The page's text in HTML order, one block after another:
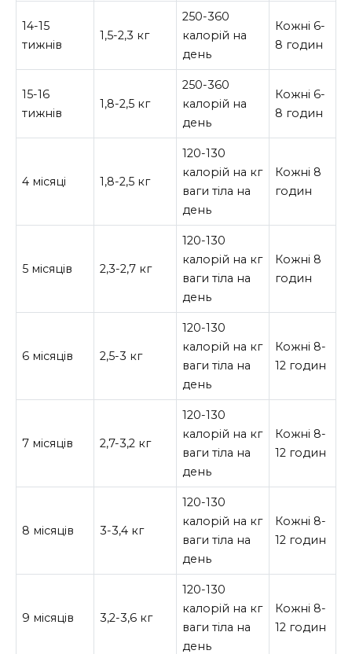
14-15
тижнів
1,5-2,3 кг
250-360
калорій на
день
Кожні 6-
8 годин
15-16
тижнів
1,8-2,5 кг
250-360
калорій на
день
Кожні 6-
8 годин
4 місяці 1,8-2,5 кг
120-130
калорій на кг
ваги тіла на
день
Кожні 8
годин
5 місяців 2,3-2,7 кг
120-130
калорій на кг
ваги тіла на
день
Кожні 8
годин
6 місяців 2,5-3 кг
120-130
калорій на кг
ваги тіла на
день
Кожні 8-
12 годин
7 місяців 2,7-3,2 кг
120-130
калорій на кг
ваги тіла на
день
Кожні 8-
12 годин
8 місяців 3-3,4 кг
120-130
калорій на кг
ваги тіла на
день
Кожні 8-
12 годин
9 місяців 3,2-3,6 кг
120-130
калорій на кг
ваги тіла на
день
Кожні 8-
12 годин